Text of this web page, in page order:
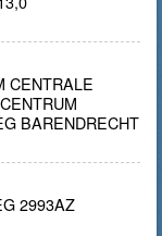
CENTRALE
BARENDRECHT
2993AZ